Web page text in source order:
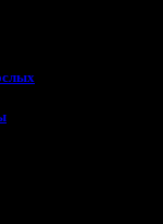
с рамкой.